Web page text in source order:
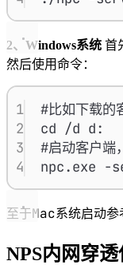
2、Windows系统 首
然后使用命令：
1
#比如下载的
2
cd /d d:
3
#启动客户
4
npc.exe -
至于Mac系统启动参
NPS内网穿